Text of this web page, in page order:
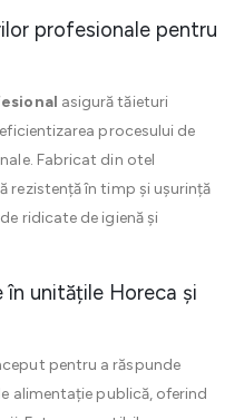
profesionale pentru
asigură tăieturi
procesului de
Fabricat din otel
rezistență în timp și ușurință
ridicate de igienă și
unitățile Horeca și
pentru a răspunde
alimentație publică, oferind